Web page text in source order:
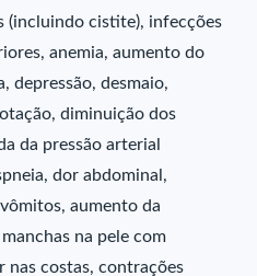
(incluindo cistite), infecções
anemia, aumento do
depressão, desmaio,
diminuição dos
da pressão arterial
dor abdominal,
aumento da
na pele com
nas costas, contrações